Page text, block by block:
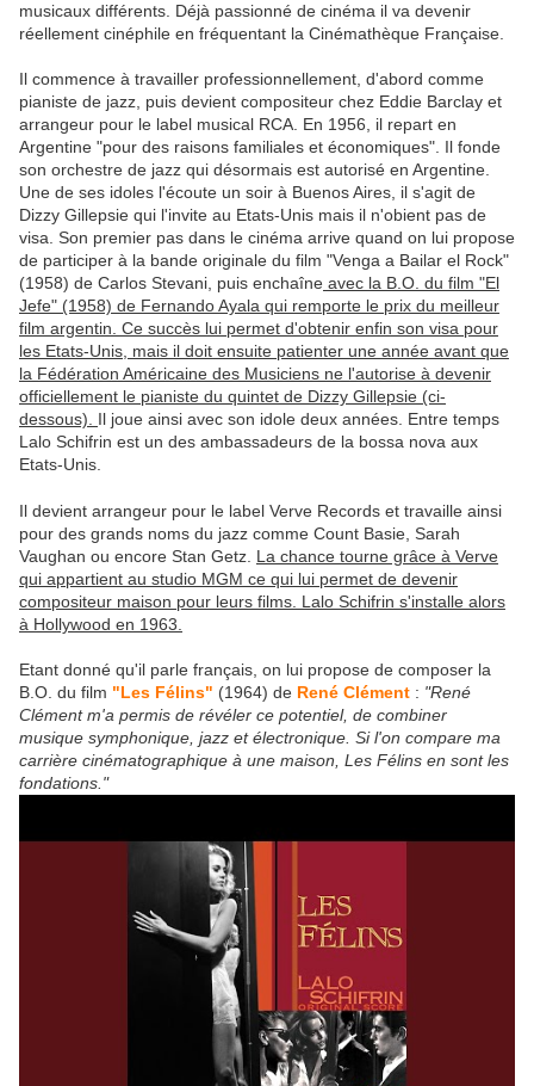
musicaux différents. Déjà passionné de cinéma il va devenir
réellement cinéphile en fréquentant la Cinémathèque Française.
Il commence à travailler professionnellement, d'abord comme
pianiste de jazz, puis devient compositeur chez Eddie Barclay et
arrangeur pour le label musical RCA. En 1956, il repart en
Argentine "pour des raisons familiales et économiques". Il fonde
son orchestre de jazz qui désormais est autorisé en Argentine.
Une de ses idoles l'écoute un soir à Buenos Aires, il s'agit de
Dizzy Gillepsie qui l'invite au Etats-Unis mais il n'obient pas de
visa. Son premier pas dans le cinéma arrive quand on lui propose
de participer à la bande originale du film "Venga a Bailar el Rock"
(1958) de Carlos Stevani, puis enchaîne avec la B.O. du film "El
Jefe" (1958) de Fernando Ayala qui remporte le prix du meilleur
film argentin. Ce succès lui permet d'obtenir enfin son visa pour
les Etats-Unis, mais il doit ensuite patienter une année avant que
la Fédération Américaine des Musiciens ne l'autorise à devenir
officiellement le pianiste du quintet de Dizzy Gillepsie (ci-
dessous). Il joue ainsi avec son idole deux années. Entre temps
Lalo Schifrin est un des ambassadeurs de la bossa nova aux
Etats-Unis.
Il devient arrangeur pour le label Verve Records et travaille ainsi
pour des grands noms du jazz comme Count Basie, Sarah
Vaughan ou encore Stan Getz. La chance tourne grâce à Verve
qui appartient au studio MGM ce qui lui permet de devenir
compositeur maison pour leurs films. Lalo Schifrin s'installe alors
à Hollywood en 1963.
Etant donné qu'il parle français, on lui propose de composer la
B.O. du film "Les Félins" (1964) de René Clément : "René
Clément m'a permis de révéler ce potentiel, de combiner
musique symphonique, jazz et électronique. Si l'on compare ma
carrière cinématographique à une maison, Les Félins en sont les
fondations."